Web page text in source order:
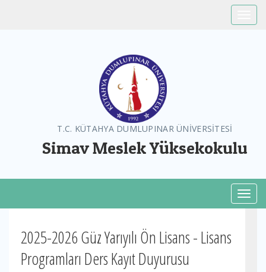
T.C. KÜTAHYA DUMLUPINAR ÜNİVERSİTESİ
Simav Meslek Yüksekokulu
2025-2026 Güz Yarıyılı Ön Lisans - Lisans
Programları Ders Kayıt Duyurusu